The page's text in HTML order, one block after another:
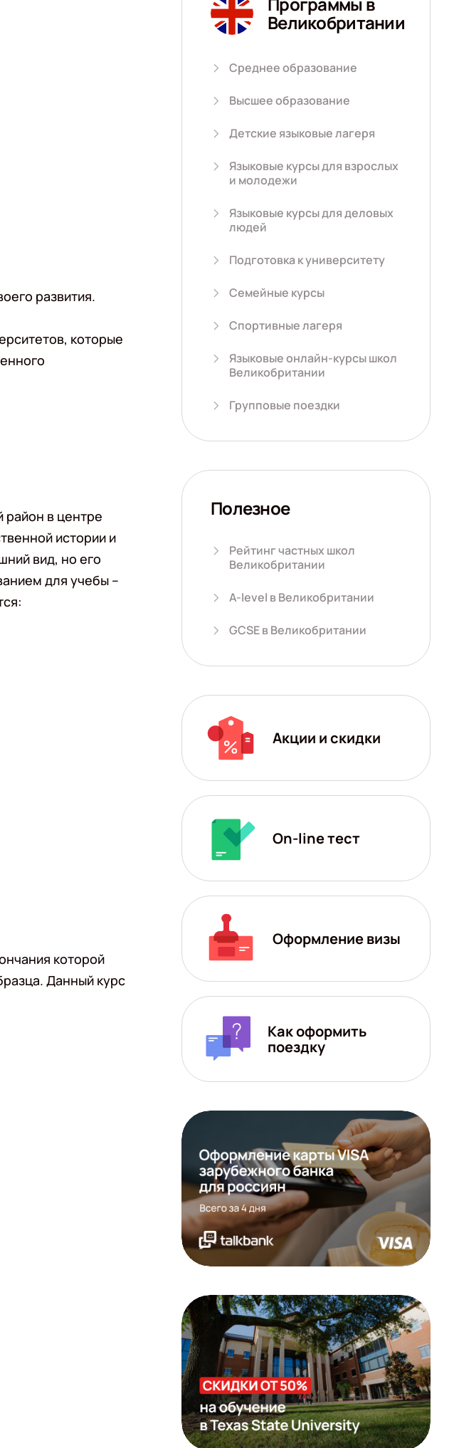
развития.
которые
район в центре
истории и
вид, но его
для учебы –
которой
Данный курс
Великобритании
Среднее образование
Высшее образование
Детские языковые лагеря
Языковые курсы для взрослых
и молодежи
Языковые курсы для деловых
людей
Подготовка к университету
Семейные курсы
Спортивные лагеря
Языковые онлайн-курсы школ
Великобритании
Групповые поездки
Полезное
Рейтинг частных школ
Великобритании
A-level в Великобритании
GCSE в Великобритании
Акции и скидки
On-line тест
Оформление визы
Как оформить
поездку